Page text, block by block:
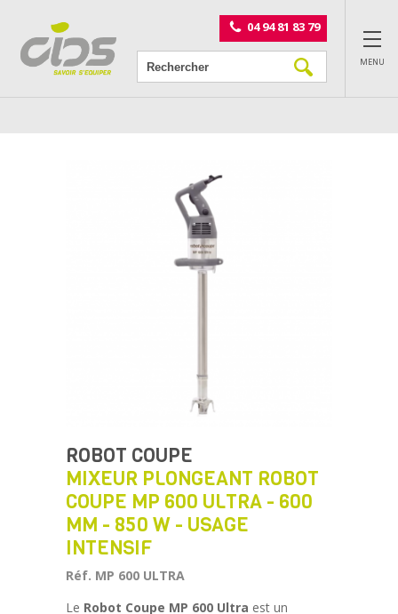
04 94 81 83 79
MENU
ROBOT COUPE
MIXEUR PLONGEANT ROBOT
COUPE MP 600 ULTRA - 600
MM - 850 W - USAGE
INTENSIF
Réf. MP 600 ULTRA
Le Robot Coupe MP 600 Ultra est un